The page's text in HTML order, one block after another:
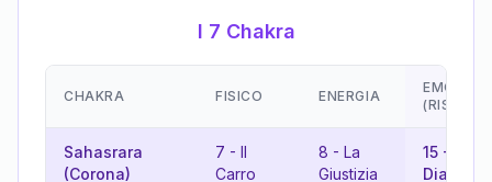
I 7 Chakra
CHAKRA FISICO ENERGIA
Sahasrara
(Corona)
7 - Il
Carro
8 - La
Giustizia
15 -
Diavolo